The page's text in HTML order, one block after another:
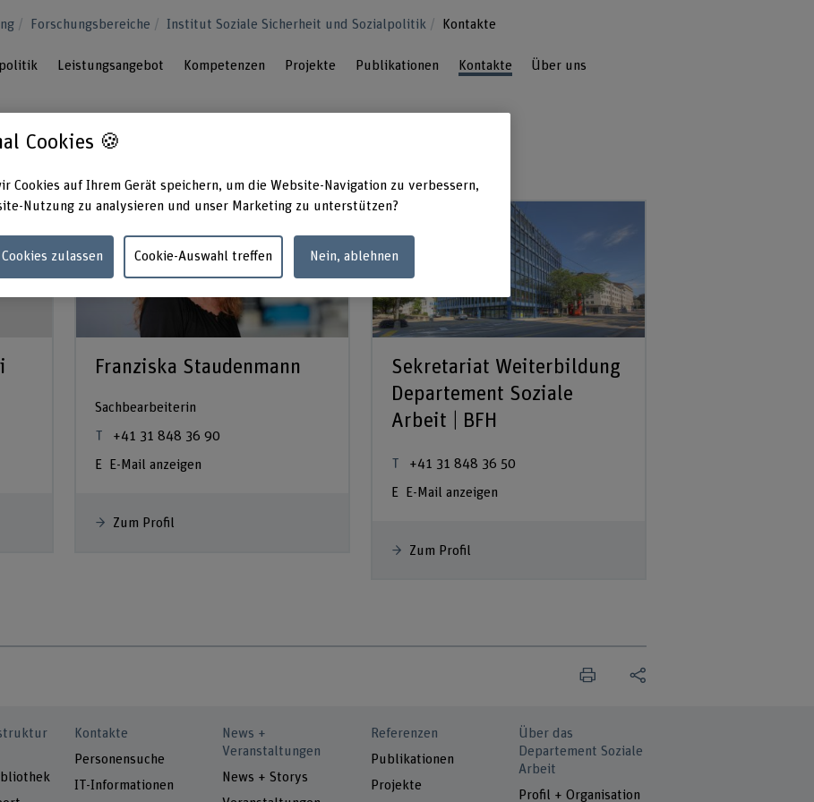
Forschungsbereiche Institut Soziale Sicherheit und Sozialpolitik Kontakte
Leistungsangebot Kompetenzen Projekte Publikationen Kontakte Über uns
Franziska Staudenmann
Sachbearbeiterin
+41 31 848 36 90
E-Mail anzeigen
Zum Profil
Sekretariat Weiterbildung
Departement Soziale
Arbeit | BFH
+41 31 848 36 50
E-Mail anzeigen
Zum Profil
Kontakte
Personensuche
IT-Informationen
News +
Veranstaltungen
News + Storys
Referenzen
Publikationen
Projekte
Über das
Departement Soziale
Arbeit
Profil + Organisation
Cookies 🍪
Cookies auf Ihrem Gerät speichern, um die Website-Navigation zu verbessern,
Nutzung zu analysieren und unser Marketing zu unterstützen?
Cookies zulassen Cookie-Auswahl treffen Nein, ablehnen